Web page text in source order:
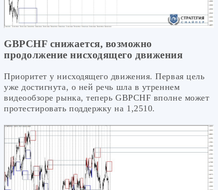
GBPCHF снижается, возможно
продолжение нисходящего движения
Приоритет у нисходящего движения. Первая цель
уже достигнута, о ней речь шла в утреннем
видеообзоре рынка, теперь GBPCHF вполне может
протестировать поддержку на 1,2510.